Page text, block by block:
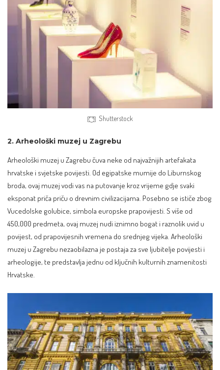
Shutterstock
2. Arheološki muzej u Zagrebu
Arheološki muzej u Zagrebu čuva neke od najvažnijih artefakata
hrvatske i svjetske povijesti. Od egipatske mumije do Liburnskog
broda, ovaj muzej vodi vas na putovanje kroz vrijeme gdje svaki
eksponat priča priču o drevnim civilizacijama. Posebno se ističe zbog
Vucedolske golubice, simbola europske prapovijesti. S više od
450,000 predmeta, ovaj muzej nudi iznimno bogat i raznolik uvid u
povijest, od prapovijesnih vremena do srednjeg vijeka. Arheološki
muzej u Zagrebu nezaobilazna je postaja za sve ljubitelje povijesti i
arheologije, te predstavlja jednu od ključnih kulturnih znamenitosti
Hrvatske.